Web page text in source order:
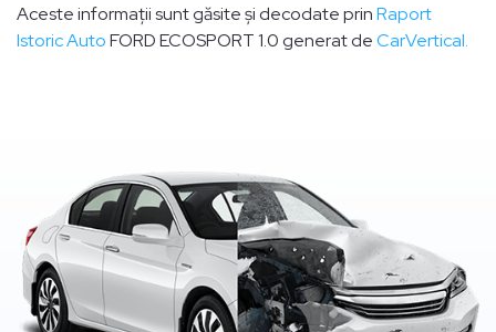
Aceste informații sunt găsite și decodate prinRaport
Istoric AutoFORD ECOSPORT 1.0 generat deCarVertical.